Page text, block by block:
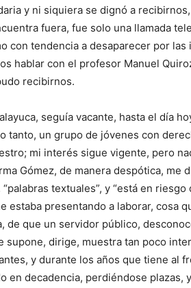
y ni siquiera se dignó a
fuera, fue solo una llamada
con tendencia a desaparecer por
hablar con el profesor Manuel
recibirnos.
seguía vacante, hasta el día
tanto, un grupo de jóvenes con
mi interés sigue vigente, pero
Gómez, de manera despótica, me
textuales”, y “está en riesgo
estaba presentando a laborar, cosa
de que un servidor público,
supone, dirige, muestra tan poco
y durante los años que tiene al
en decadencia, perdiéndose plazas,